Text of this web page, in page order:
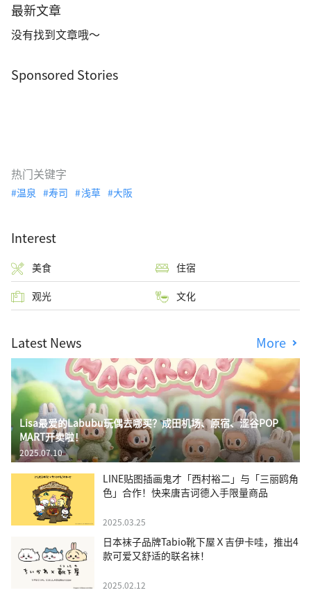
最新文章
没有找到文章哦～
Sponsored Stories
热门关键字
温泉 寿司 浅草 大阪
Interest
美食 住宿
观光 文化
Latest News More
Lisa最爱的Labubu玩偶去哪买？成田机场、原宿、涩谷POP
MART开卖啦！
2025.07.10
LINE贴图插画鬼才「西村裕二」与「三丽鸥角
色」合作！快来唐吉诃德入手限量商品
2025.03.25
日本袜子品牌Tabio靴下屋Ｘ吉伊卡哇，推出4
款可爱又舒适的联名袜！
2025.02.12